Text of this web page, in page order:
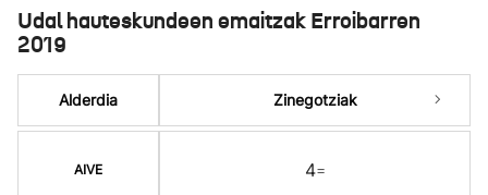
Udal hauteskundeen emaitzak Erroibarren
2019
Alderdia
AIVE
Zinegotziak
4=